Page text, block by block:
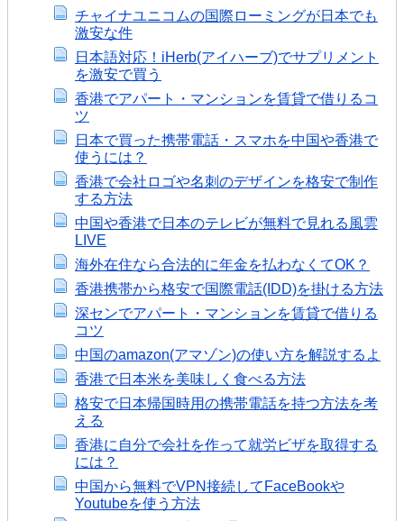
チャイナユニコムの国際ローミングが日本でも
激安な件
日本語対応！iHerb(アイハーブ)でサプリメント
を激安で買う
香港でアパート・マンションを賃貸で借りるコ
ツ
日本で買った携帯電話・スマホを中国や香港で
使うには？
香港で会社ロゴや名刺のデザインを格安で制作
する方法
中国や香港で日本のテレビが無料で見れる風雲
LIVE
海外在住なら合法的に年金を払わなくてOK？
香港携帯から格安で国際電話(IDD)を掛ける方法
深センでアパート・マンションを賃貸で借りる
コツ
中国のamazon(アマゾン)の使い方を解説するよ
香港で日本米を美味しく食べる方法
格安で日本帰国時用の携帯電話を持つ方法を考
える
香港に自分で会社を作って就労ビザを取得する
には？
中国から無料でVPN接続してFaceBookや
Youtubeを使う方法